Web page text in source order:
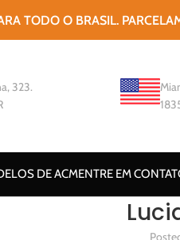
TODO O BRASIL.
323.
DE ACMENTRE EM